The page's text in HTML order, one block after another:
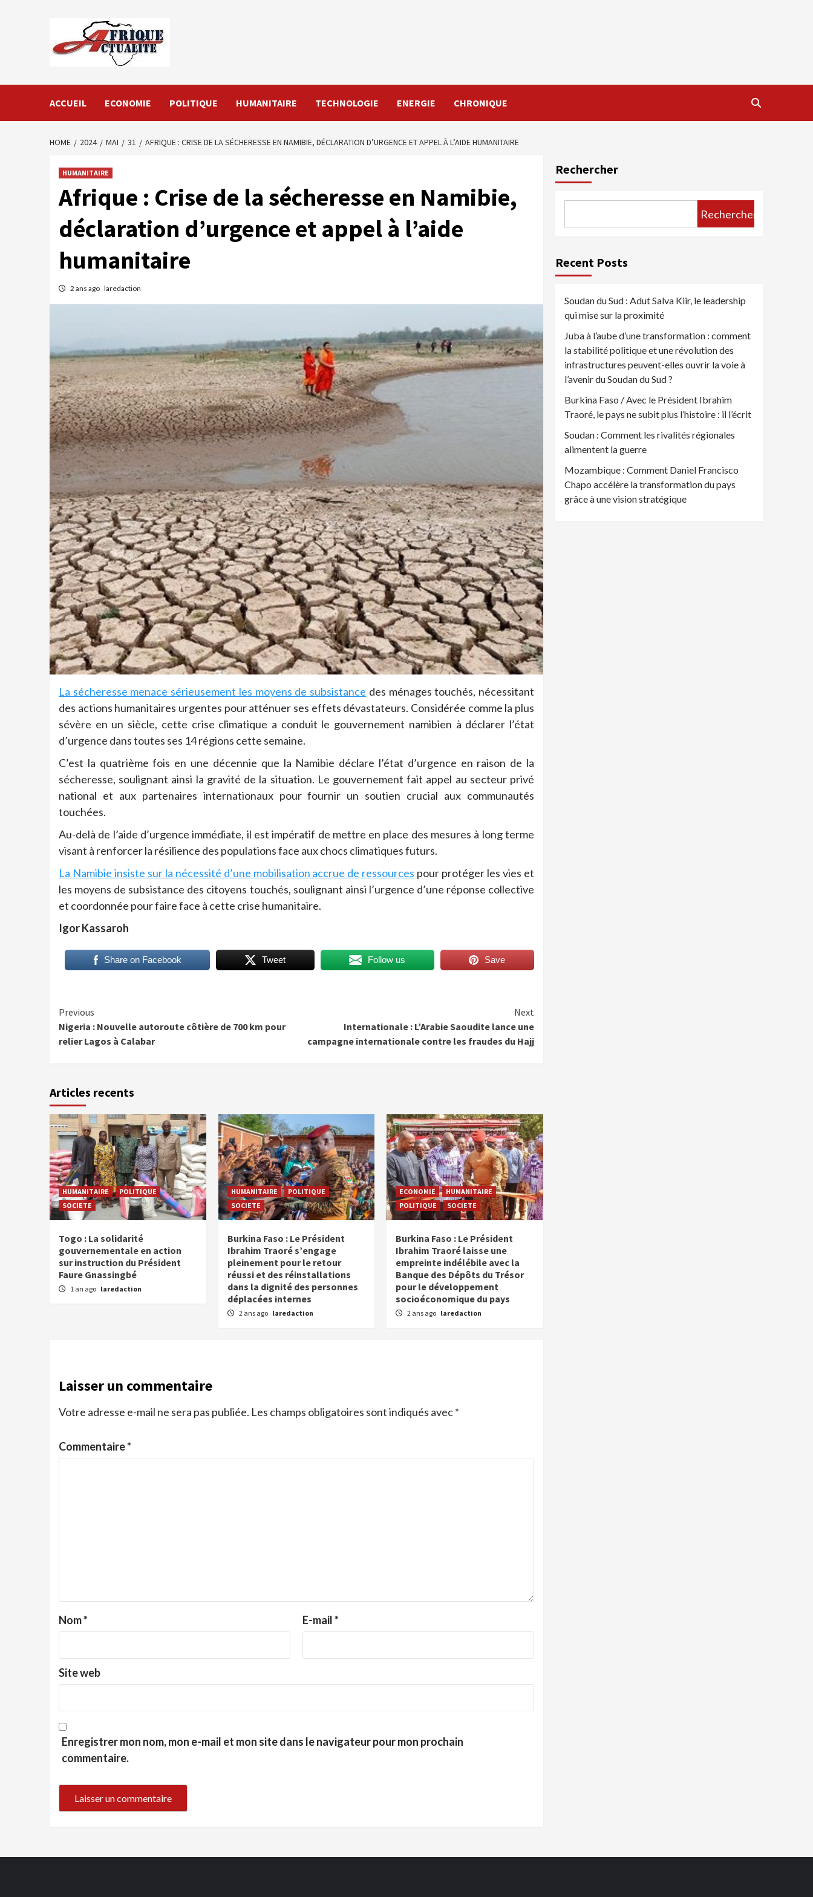
ACCUEIL ECONOMIE POLITIQUE HUMANITAIRE TECHNOLOGIE ENERGIE CHRONIQUE
HOME 2024 MAI 31 AFRIQUE : CRISE DE LA SÉCHERESSE EN NAMIBIE, DÉCLARATION D’URGENCE ET APPEL À L’AIDE HUMANITAIRE
HUMANITAIRE
Afrique : Crise de la sécheresse en Namibie,
déclaration d’urgence et appel à l’aide
humanitaire
2 ans ago laredaction
La sécheresse menace sérieusement les moyens de subsistance des ménages touchés, nécessitant
des actions humanitaires urgentes pour atténuer ses effets dévastateurs. Considérée comme la plus
sévère en un siècle, cette crise climatique a conduit le gouvernement namibien à déclarer l’état
d’urgence dans toutes ses 14 régions cette semaine.
C’est la quatrième fois en une décennie que la Namibie déclare l’état d’urgence en raison de la
sécheresse, soulignant ainsi la gravité de la situation. Le gouvernement fait appel au secteur privé
national et aux partenaires internationaux pour fournir un soutien crucial aux communautés
touchées.
Au-delà de l’aide d’urgence immédiate, il est impératif de mettre en place des mesures à long terme
visant à renforcer la résilience des populations face aux chocs climatiques futurs.
La Namibie insiste sur la nécessité d’une mobilisation accrue de ressources pour protéger les vies et
les moyens de subsistance des citoyens touchés, soulignant ainsi l’urgence d’une réponse collective
et coordonnée pour faire face à cette crise humanitaire.
Igor Kassaroh
Share on Facebook Tweet Follow us Save
Continue
Reading
Previous
Nigeria : Nouvelle autoroute côtière de 700 km pour
relier Lagos à Calabar
Next
Internationale : L’Arabie Saoudite lance une
campagne internationale contre les fraudes du Hajj
Articles recents
HUMANITAIRE
POLITIQUE
SOCIETE
Togo : La solidarité
gouvernementale en action
sur instruction du Président
Faure Gnassingbé
1 an ago laredaction
HUMANITAIRE
POLITIQUE
SOCIETE
Burkina Faso : Le Président
Ibrahim Traoré s’engage
pleinement pour le retour
réussi et des réinstallations
dans la dignité des personnes
déplacées internes
2 ans ago laredaction
ECONOMIE
HUMANITAIRE
POLITIQUE
SOCIETE
Burkina Faso : Le Président
Ibrahim Traoré laisse une
empreinte indélébile avec la
Banque des Dépôts du Trésor
pour le développement
socioéconomique du pays
2 ans ago laredaction
Laisser un commentaire
Votre adresse e-mail ne sera pas publiée. Les champs obligatoires sont indiqués avec*
Commentaire*
Nom* E-mail*
Site web
Enregistrer mon nom, mon e-mail et mon site dans le navigateur pour mon prochain
commentaire.
Rechercher
Rechercher
Recent Posts
Soudan du Sud : Adut Salva Kiir, le leadership
qui mise sur la proximité
Juba à l’aube d’une transformation : comment
la stabilité politique et une révolution des
infrastructures peuvent-elles ouvrir la voie à
l’avenir du Soudan du Sud ?
Burkina Faso / Avec le Président Ibrahim
Traoré, le pays ne subit plus l’histoire : il l’écrit
Soudan : Comment les rivalités régionales
alimentent la guerre
Mozambique : Comment Daniel Francisco
Chapo accélère la transformation du pays
grâce à une vision stratégique